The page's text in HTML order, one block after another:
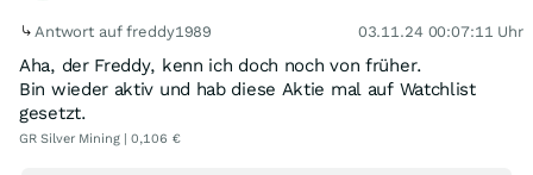
Antwort auf freddy1989 03.11.24 00:07:11 Uhr
Aha, der Freddy, kenn ich doch noch von früher.
Bin wieder aktiv und hab diese Aktie mal auf Watchlist
gesetzt.
GR Silver Mining | 0,106 €